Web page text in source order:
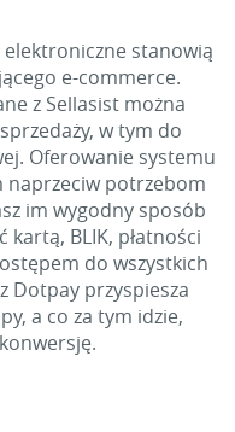
elektroniczne stanowią
e-commerce.
z Sellasist można
w tym do
Oferowanie systemu
naprzeciw potrzebom
im wygodny sposób
kartą, BLIK, płatności
do wszystkich
Dotpay przyspiesza
a co za tym idzie,